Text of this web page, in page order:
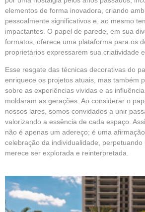
elementos de forma inovadora, criando
pessoalmente significativos e, ao mesmo
impactantes. O papel de parede, em sua
formatos, oferece uma plataforma para os
proprietários expressarem sua criatividade e
Esse resgate das técnicas decorativas do
enriquece os projetos atuais, mas também
sobre as experiências vividas e as
moldaram as gerações. Ao considerar o
nossos lares, somos convidados a unir
valorizando a essência de cada espaço.
não é apenas um adereço; é uma
celebração da individualidade, perpetuando
merece ser explorada e reinterpretada.